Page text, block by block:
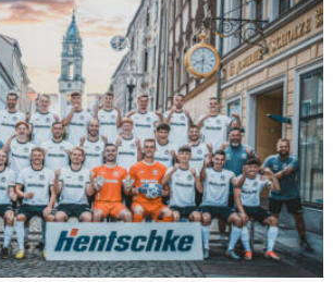
weiterlesen